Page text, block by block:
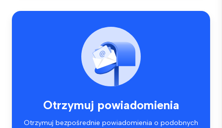
Otrzymuj powiadomienia
Otrzymuj bezpośrednie powiadomienia o podobnych